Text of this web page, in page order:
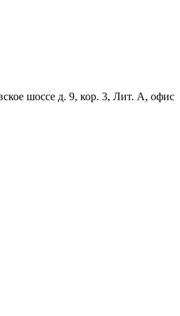
шоссе д. 9, кор. 3, Лит. А, офис